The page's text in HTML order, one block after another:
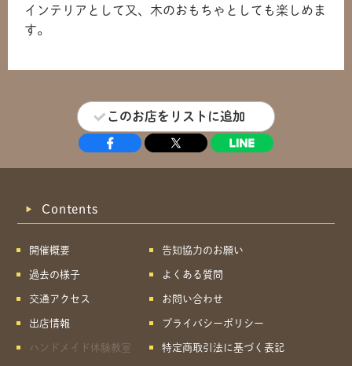
インテリアとして又、木のおもちゃとしても楽しめま
す。
このお店をリストに追加
共有方法を選択
Contents
開催概要
過去の様子
交通アクセス
出店情報
ハンドメイド体験教室
告知協力のお願い
よくある質問
お問い合わせ
プライバシーポリシー
特定商取引法に基づく表記